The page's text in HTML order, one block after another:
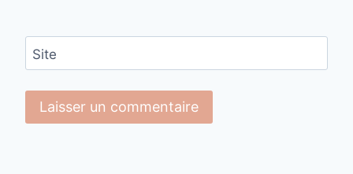
Site